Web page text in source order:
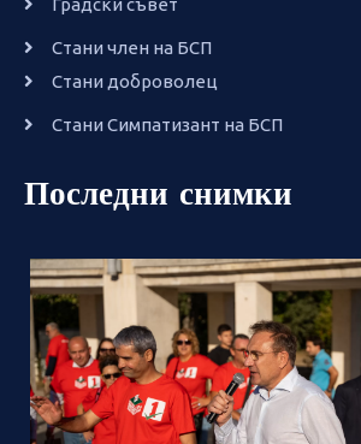
Градски съвет
Стани член на БСП
Стани доброволец
Стани Симпатизант на БСП
Последни снимки